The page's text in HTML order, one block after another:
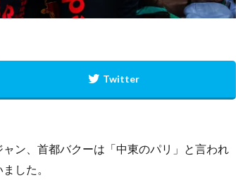
ン、首都バクーは「中東のパリ」と言われ
した。